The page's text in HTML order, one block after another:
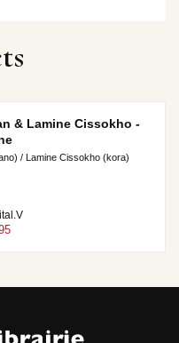
& Lamine Cissokho -
/ Lamine Cissokho (kora)